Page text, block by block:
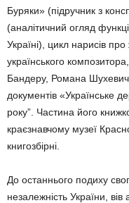
Буряки» (підручник з
(аналітичний огляд
Україні), цикл нарисів
українського
Бандеру, Романа
документів «Українське
року”. Частина його
краєзнавчому музеї
книгозбірні.
До останнього подиху
незалежність України, вів